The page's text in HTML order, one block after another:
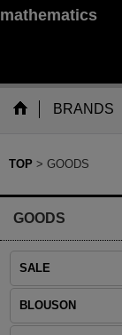
mathematics
BRANDS
TOP > GOODS
GOODS
SALE
BLOUSON